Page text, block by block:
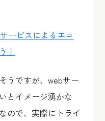
ービスによるエコ
！
うですが、webサー
とイメージ湧かな
ので、実際にトライ